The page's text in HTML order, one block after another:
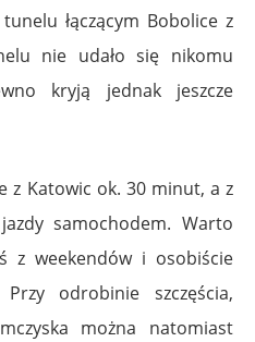
łączącym Bobolice z
nie udało się nikomu
kryją jednak jeszcze
z Katowic ok. 30 minut, a z
samochodem. Warto
z weekendów i osobiście
odrobinie szczęścia,
można natomiast